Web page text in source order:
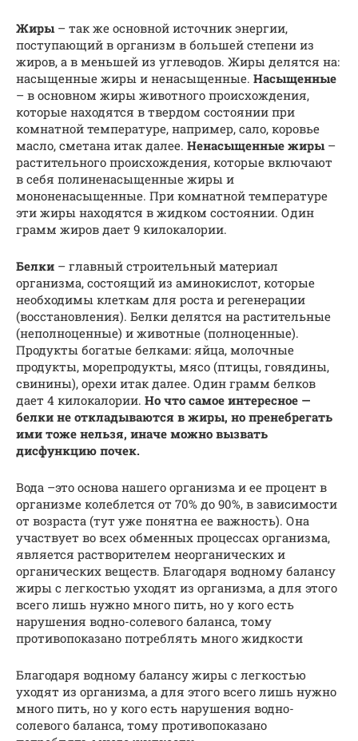
Жиры – так же основной источник энергии,
поступающий в организм в большей степени из
жиров, а в меньшей из углеводов. Жиры делятся на:
насыщенные жиры и ненасыщенные. Насыщенные
– в основном жиры животного происхождения,
которые находятся в твердом состоянии при
комнатной температуре, например, сало, коровье
масло, сметана итак далее. Ненасыщенные жиры –
растительного происхождения, которые включают
в себя полиненасыщенные жиры и
мононенасыщенные. При комнатной температуре
эти жиры находятся в жидком состоянии. Один
грамм жиров дает 9 килокалории.
Белки – главный строительный материал
организма, состоящий из аминокислот, которые
необходимы клеткам для роста и регенерации
(восстановления). Белки делятся на растительные
(неполноценные) и животные (полноценные).
Продукты богатые белками: яйца, молочные
продукты, морепродукты, мясо (птицы, говядины,
свинины), орехи итак далее. Один грамм белков
дает 4 килокалории. Но что самое интересное —
белки не откладываются в жиры, но пренебрегать
ими тоже нельзя, иначе можно вызвать
дисфункцию почек.
Вода –это основа нашего организма и ее процент в
организме колеблется от 70% до 90%, в зависимости
от возраста (тут уже понятна ее важность). Она
участвует во всех обменных процессах организма,
является растворителем неорганических и
органических веществ. Благодаря водному балансу
жиры с легкостью уходят из организма, а для этого
всего лишь нужно много пить, но у кого есть
нарушения водно-солевого баланса, тому
противопоказано потреблять много жидкости
Благодаря водному балансу жиры с легкостью
уходят из организма, а для этого всего лишь нужно
много пить, но у кого есть нарушения водно-
солевого баланса, тому противопоказано